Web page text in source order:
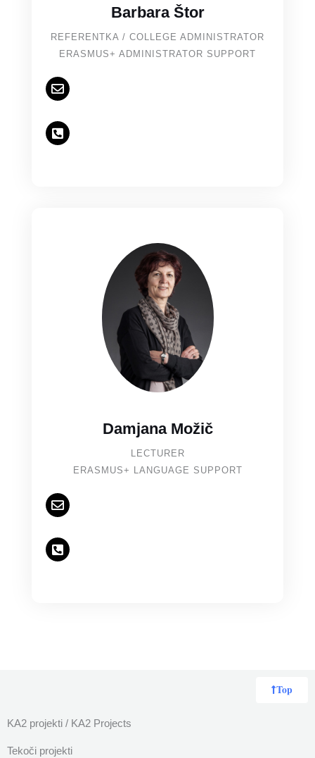
Barbara Štor
REFERENTKA / COLLEGE ADMINISTRATOR
ERASMUS+ ADMINISTRATOR SUPPORT
Damjana Možič
LECTURER
ERASMUS+ LANGUAGE SUPPORT
Top
KA2 projekti / KA2 Projects
Tekoči projekti